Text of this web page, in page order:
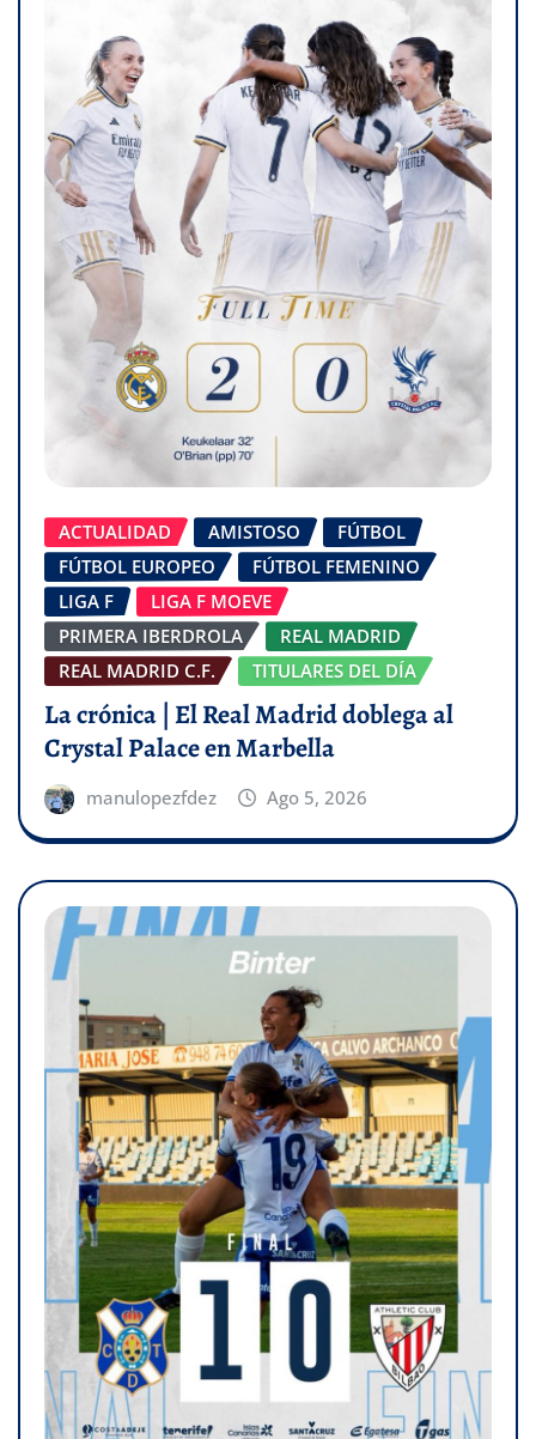
ACTUALIDAD AMISTOSO
FÚTBOL
FÚTBOL EUROPEO
FÚTBOL FEMENINO
LIGA F
LIGA F MOEVE
PRIMERA IBERDROLA
REAL MADRID
REAL MADRID C.F.
TITULARES DEL DÍA
La crónica | El Real Madrid doblega al
Crystal Palace en Marbella
manulopezfdez Ago 5, 2026